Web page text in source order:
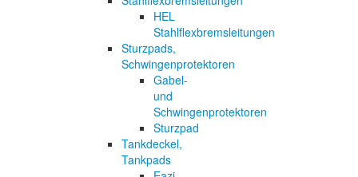
HEL
Stahlflexbremsleitungen
Sturzpads,
Schwingenprotektoren
Gabel-
und
Schwingenprotektoren
Sturzpad
Tankdeckel,
Tankpads